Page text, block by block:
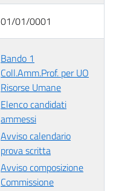
01/01/0001
Bando 1
Coll.Amm.Prof. per UO
Risorse Umane
Elenco candidati
ammessi
Avviso calendario
prova scritta
Avviso composizione
Commissione